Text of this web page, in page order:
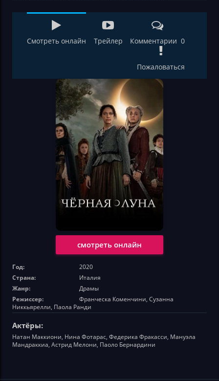
Смотреть онлайн Трейлер Комментарии 0
Пожаловаться
смотреть онлайн
Год:
2020
Страна:
Италия
Жанр:
Драмы
Режиссер:
Франческа Коменчини, Сузанна
Никкьярелли, Паола Ранди
Актёры:
Натан Маккиони, Нина Фотарас, Федерика Фракасси, Мануэла
Мандраккиа, Астрид Мелони, Паоло Бернардини